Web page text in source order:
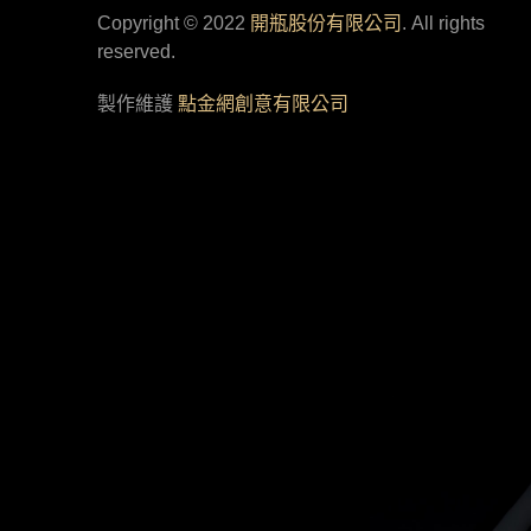
Copyright © 2022 開瓶股份有限公司 . All rights
reserved.
製作維護 點金網創意有限公司